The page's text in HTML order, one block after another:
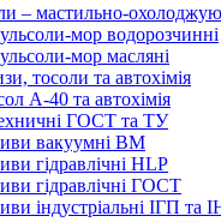
– мастильно-
мор водорозчинні
мор масляні
тосоли та автохімія
А-40 та автохімія
ГОСТ та ТУ
вакуумні ВМ
гідравлічні HLP
гідравлічні ГОСТ
індустріальні ІГП та